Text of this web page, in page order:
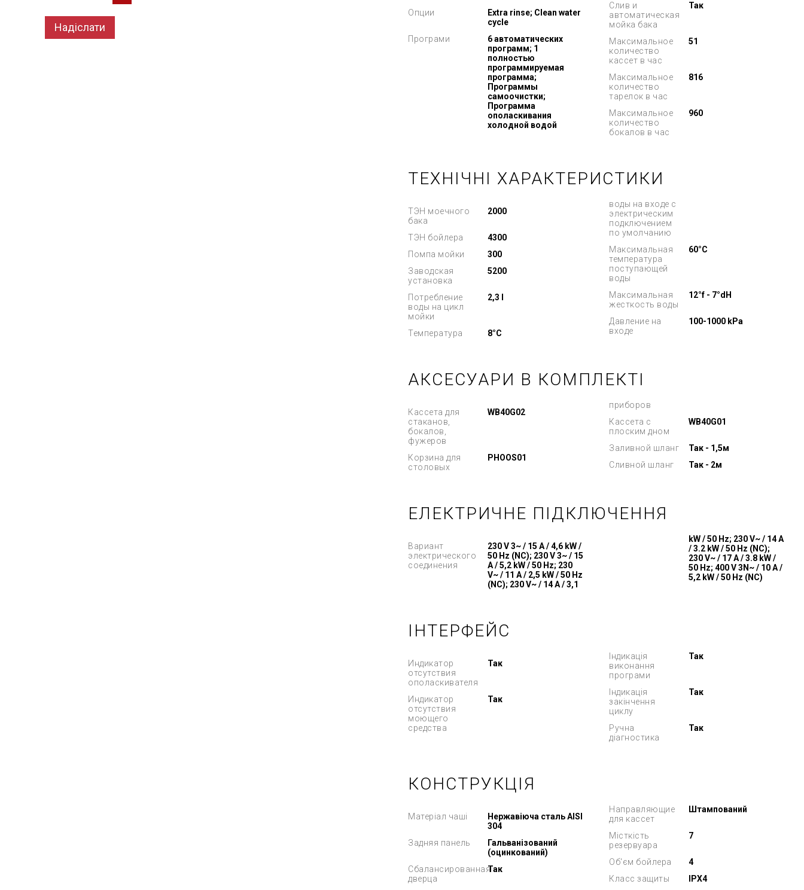
Надіслати
Опции
Extra rinse; Clean water
cycle
Програми
6 автоматических
программ; 1
полностью
программируемая
программа;
Программы
самоочистки;
Программа
ополаскивания
холодной водой
Слив и
автоматическая
мойка бака
Так
Максимальное
количество
кассет в час
51
Максимальное
количество
тарелок в час
816
Максимальное
количество
бокалов в час
960
ТЕХНІЧНІ ХАРАКТЕРИСТИКИ
ТЭН моечного
бака
2000
ТЭН бойлера
4300
Помпа мойки
300
Заводская
установка
5200
Потребление
воды на цикл
мойки
2,3 l
Температура
воды на входе с
электрическим
подключением
по умолчанию
8°C
Максимальная
температура
поступающей
воды
60°C
Максимальная
жесткость воды
12°f - 7°dH
Давление на
входе
100-1000 kPa
АКСЕСУАРИ В КОМПЛЕКТІ
Кассета для
стаканов,
бокалов,
фужеров
WB40G02
Корзина для
столовых
приборов
PHOOS01
Кассета с
плоским дном
WB40G01
Заливной шланг
Так - 1,5м
Сливной шланг
Так - 2м
ЕЛЕКТРИЧНЕ ПІДКЛЮЧЕННЯ
Вариант
электрического
соединения
230 V 3~ / 15 A / 4,6 kW /
50 Hz (NC); 230 V 3~ / 15
A / 5,2 kW / 50 Hz; 230
V~ / 11 A / 2,5 kW / 50 Hz
(NC); 230 V~ / 14 A / 3,1
kW / 50 Hz; 230 V~ / 14 A
/ 3.2 kW / 50 Hz (NC);
230 V~ / 17 A / 3.8 kW /
50 Hz; 400 V 3N~ / 10 A /
5,2 kW / 50 Hz (NC)
ІНТЕРФЕЙС
Индикатор
отсутствия
ополаскивателя
Так
Индикатор
отсутствия
моющего
средства
Так
Індикація
виконання
програми
Так
Індикація
закінчення
циклу
Так
Ручна
діагностика
Так
КОНСТРУКЦІЯ
Матеріал чаші
Нержавіюча сталь AISI
304
Задняя панель
Гальванізований
(оцинкований)
Сбалансированная
дверца
Так
Направляющие
для кассет
Штампований
Місткість
резервуара
7
Об'єм бойлера
4
Класс защиты
IPX4